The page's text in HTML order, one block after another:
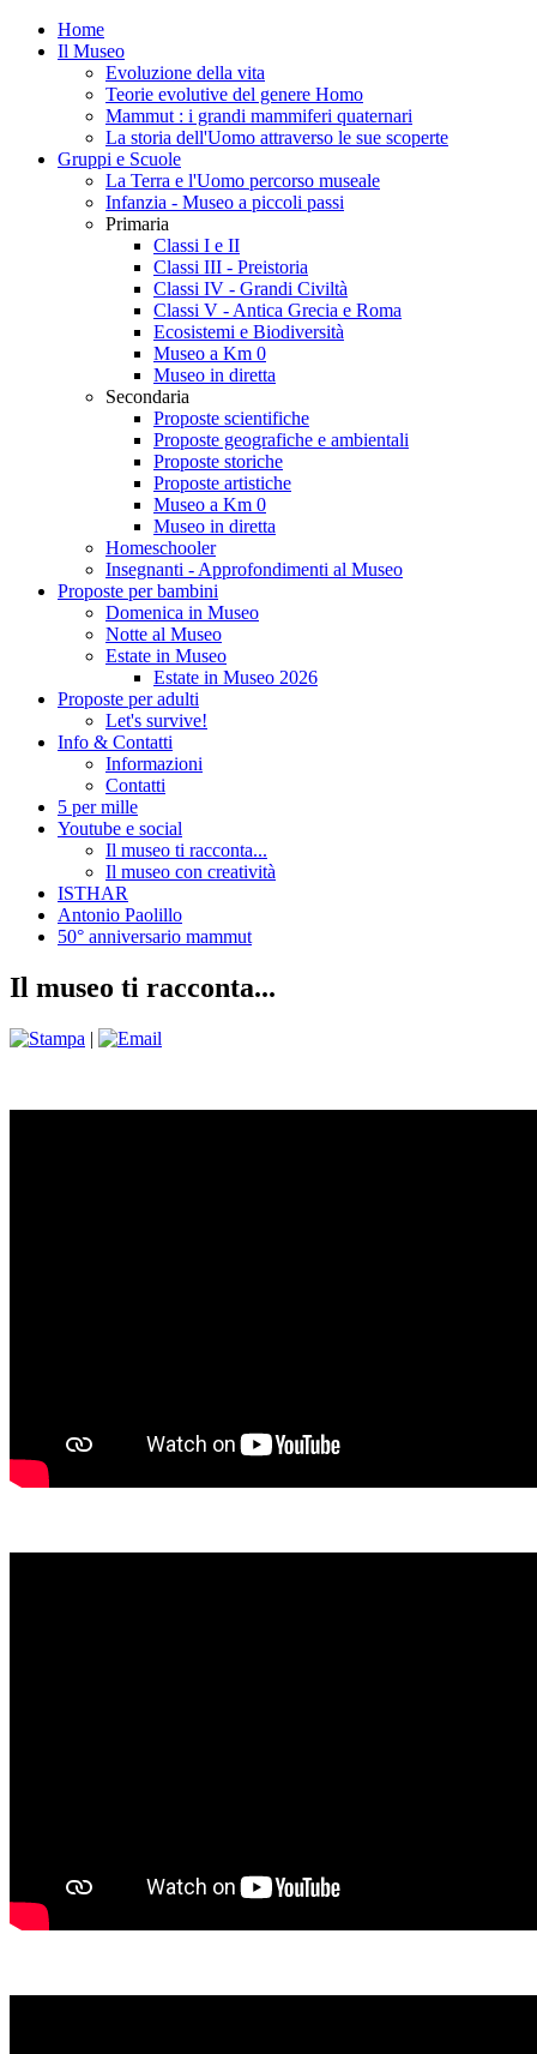
Home
Il Museo
Evoluzione della vita
Teorie evolutive del genere Homo
Mammut : i grandi mammiferi quaternari
La storia dell'Uomo attraverso le sue scoperte
Gruppi e Scuole
La Terra e l'Uomo percorso museale
Infanzia - Museo a piccoli passi
Primaria
Classi I e II
Classi III - Preistoria
Classi IV - Grandi Civiltà
Classi V - Antica Grecia e Roma
Ecosistemi e Biodiversità
Museo a Km 0
Museo in diretta
Secondaria
Proposte scientifiche
Proposte geografiche e ambientali
Proposte storiche
Proposte artistiche
Museo a Km 0
Museo in diretta
Homeschooler
Insegnanti - Approfondimenti al Museo
Proposte per bambini
Domenica in Museo
Notte al Museo
Estate in Museo
Estate in Museo 2026
Proposte per adulti
Let's survive!
Info & Contatti
Informazioni
Contatti
5 per mille
Youtube e social
Il museo ti racconta...
Il museo con creatività
ISTHAR
Antonio Paolillo
50° anniversario mammut
Il museo ti racconta...
|